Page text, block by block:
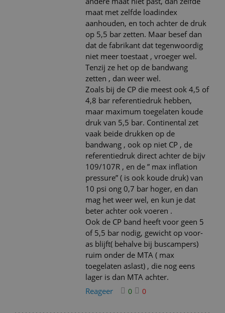
maat met zelfde loadindex
aanhouden, en toch achter de druk
op 5,5 bar zetten. Maar besef dan
dat de fabrikant dat tegenwoordig
niet meer toestaat , vroeger wel.
Tenzij ze het op de bandwang
zetten , dan weer wel.
Zoals bij de CP die meest ook 4,5 of
4,8 bar referentiedruk hebben,
maar maximum toegelaten koude
druk van 5,5 bar. Continental zet
vaak beide drukken op de
bandwang , ook op niet CP , de
referentiedruk direct achter de bijv
109/107R , en de ” max inflation
pressure” ( is ook koude druk) van
10 psi ong 0,7 bar hoger, en dan
mag het weer wel, en kun je dat
beter achter ook voeren .
Ook de CP band heeft voor geen 5
of 5,5 bar nodig, gewicht op voor-
as blijft( behalve bij buscampers)
ruim onder de MTA ( max
toegelaten aslast) , die nog eens
lager is dan MTA achter.
Reageer
0 0